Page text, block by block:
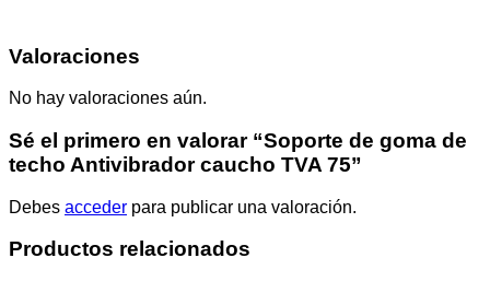
Valoraciones
No hay valoraciones aún.
Sé el primero en valorar “Soporte de goma de
techo Antivibrador caucho TVA 75”
Debes acceder para publicar una valoración.
Productos relacionados